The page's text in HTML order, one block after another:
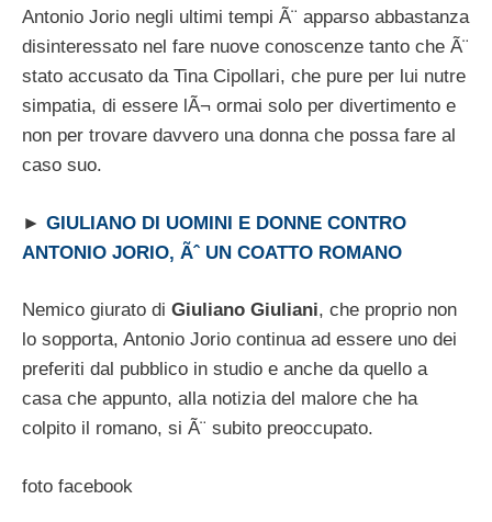
Antonio Jorio negli ultimi tempi Ã¨ apparso abbastanza
disinteressato nel fare nuove conoscenze tanto che Ã¨
stato accusato da Tina Cipollari, che pure per lui nutre
simpatia, di essere lÃ¬ ormai solo per divertimento e
non per trovare davvero una donna che possa fare al
caso suo.
► GIULIANO DI UOMINI E DONNE CONTRO
ANTONIO JORIO, Ãˆ UN COATTO ROMANO
Nemico giurato di Giuliano Giuliani, che proprio non
lo sopporta, Antonio Jorio continua ad essere uno dei
preferiti dal pubblico in studio e anche da quello a
casa che appunto, alla notizia del malore che ha
colpito il romano, si Ã¨ subito preoccupato.
foto facebook